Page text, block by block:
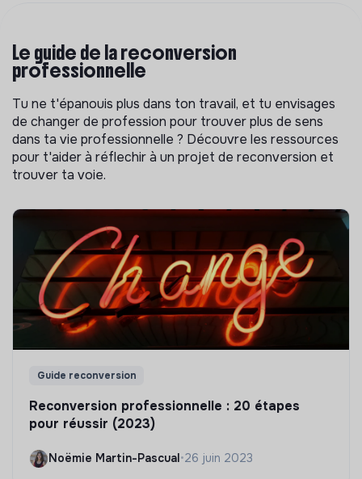
Le guide de la reconversion
professionnelle
Tu ne t'épanouis plus dans ton travail, et tu envisages
de changer de profession pour trouver plus de sens
dans ta vie professionnelle ? Découvre les ressources
pour t'aider à réflechir à un projet de reconversion et
trouver ta voie.
Guide reconversion
Reconversion professionnelle : 20 étapes
pour réussir (2023)
Noëmie Martin-Pascual •26 juin 2023